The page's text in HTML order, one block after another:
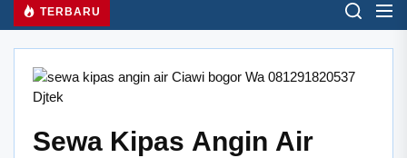
TERBARU
Sewa Kipas Angin Air